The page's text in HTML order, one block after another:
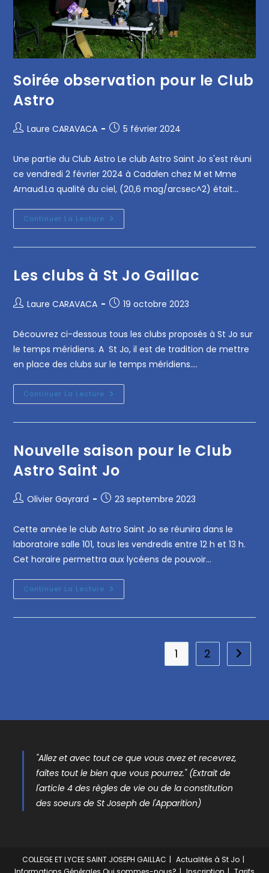
Soirée observation pour le Club
Astro
Laure CARAVACA 5 février 2024
Une partie du Club Astro Le club Astro Saint Jo s'est réuni
ce vendredi 2 février 2024 à Cadalen chez M et Mme
Arnaud.La qualité du ciel, (20,6 mag/arcsec^2) était…
Continuer La Lecture
Les clubs à St Jo Gaillac
Laure CARAVACA 19 octobre 2023
Découvrez ci-dessous tous les clubs proposés à St Jo sur
le temps méridiens. A St Jo, il est de tradition de mettre
en place des clubs sur le temps méridiens.…
Continuer La Lecture
Nouvelle saison pour le Club
Astro Saint Jo
Olivier Gayrard 23 septembre 2023
Cette année le club Astro Saint Jo se réunira dans le
laboratoire salle 101, tous les vendredis entre 12 h et 13 h.
Cet horaire permettra aux lycéens de pouvoir…
Continuer La Lecture
1 2
"Allez et avec tout ce que vous avez et recevrez,
faîtes tout le bien que vous pourrez." (Extrait de
l'article 4 des règles de vie ou de la constitution
des soeurs de St Joseph de l'Apparition)
COLLEGE ET LYCEE SAINT JOSEPH GAILLAC
Actualités à St Jo